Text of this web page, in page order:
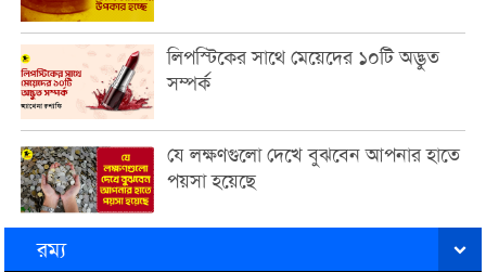
লিপস্টিকের সাথে মেয়েদের ১০টি অদ্ভুত
সম্পর্ক
যে লক্ষণগুলো দেখে বুঝবেন আপনার হাতে
পয়সা হয়েছে
রম্য